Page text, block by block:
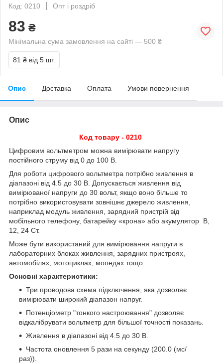
Код: 0210
Опт і роздріб
83 ₴
Мінімальна сума замовлення на сайті — 500 ₴
81 ₴ від 5 шт.
Опис Доставка Оплата Умови повернення
Опис
Код товару - 0210
Цифровим вольтметром можна вимірювати напругу
постійного струму від 0 до 100 В.
Для роботи цифрового вольтметра потрібно живлення в
діапазоні від 4.5 до 30 В. Допускається живлення від
вимірюваної напруги до 30 вольт, якщо воно більше то
потрібно використовувати зовнішнє джерело живлення,
наприклад модуль живлення, зарядний пристрій від
мобільного телефону, батарейку «крона» або акумулятор В,
12, 24 Ст.
Може бути використаний для вимірювання напруги в
лабораторних блоках живлення, зарядних пристроях,
автомобілях, мотоциклах, мопедах тощо.
Основні характеристики:
Три проводова схема підключення, яка дозволяє
вимірювати широкий діапазон напруг.
Потенціометр "тонкого настроювання" дозволяє
відкалібрувати вольтметр для більшої точності показань.
Живлення в діапазоні від 4.5 до 30 В.
Частота оновлення 5 рази на секунду (200.0 (мс/
раз)).